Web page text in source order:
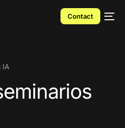
Contact
IA